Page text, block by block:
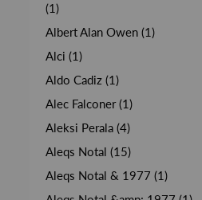
(1)
Albert Alan Owen (1)
Alci (1)
Aldo Cadiz (1)
Alec Falconer (1)
Aleksi Perala (4)
Aleqs Notal (15)
Aleqs Notal & 1977 (1)